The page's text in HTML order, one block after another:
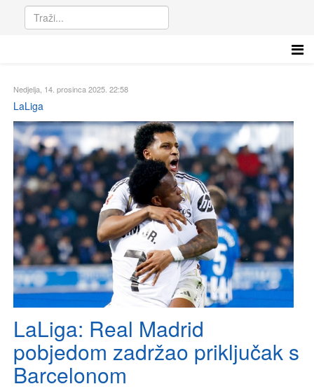
Nedjelja, 14. prosinca 2025. 22:58
LaLiga
LaLiga: Real Madrid
pobjedom zadržao priključak s
Barcelonom